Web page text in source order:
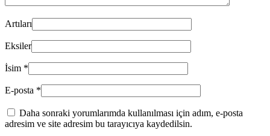
Artıları
Eksiler
İsim *
E-posta *
Daha sonraki yorumlarımda kullanılması için adım, e-posta
adresim ve site adresim bu tarayıcıya kaydedilsin.